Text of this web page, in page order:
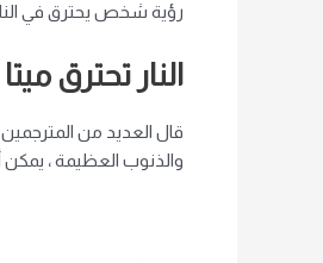
رؤية شخص يحترق في النار
النار تحترق ميتا
قال العديد من المترجمين
والذنوب العظيمة ،